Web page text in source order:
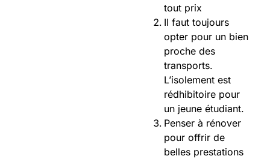
tout prix
Il faut toujours
opter pour un bien
proche des
transports.
L’isolement est
rédhibitoire pour
un jeune étudiant.
Penser à rénover
pour offrir de
belles prestations